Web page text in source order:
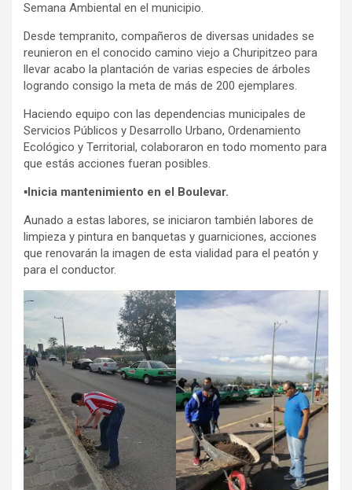
Semana Ambiental en el municipio.
Desde tempranito, compañeros de diversas unidades se
reunieron en el conocido camino viejo a Churipitzeo para
llevar acabo la plantación de varias especies de árboles
logrando consigo la meta de más de 200 ejemplares.
Haciendo equipo con las dependencias municipales de
Servicios Públicos y Desarrollo Urbano, Ordenamiento
Ecológico y Territorial, colaboraron en todo momento para
que estás acciones fueran posibles.
▪️Inicia mantenimiento en el Boulevar.
Aunado a estas labores, se iniciaron también labores de
limpieza y pintura en banquetas y guarniciones, acciones
que renovarán la imagen de esta vialidad para el peatón y
para el conductor.